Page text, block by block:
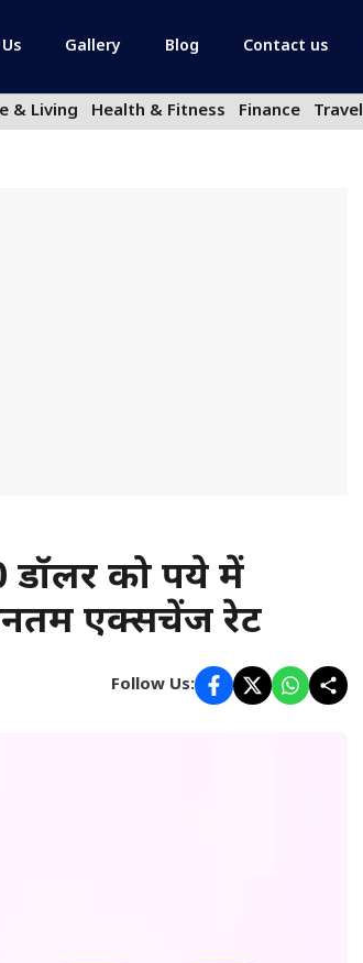
Gallery Blog Contact us
& Living Health & Fitness Finance Travel
को रुपये में
एक्सचेंज रेट
Follow Us: